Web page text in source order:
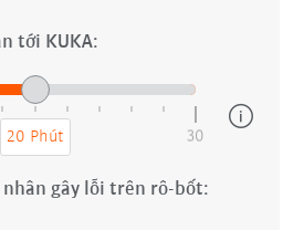
tới KUKA:
20 Phút 30
nhân gây lỗi trên rô-bốt: